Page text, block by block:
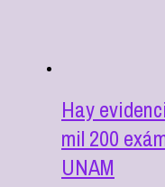
Hay
mil 200
UNAM